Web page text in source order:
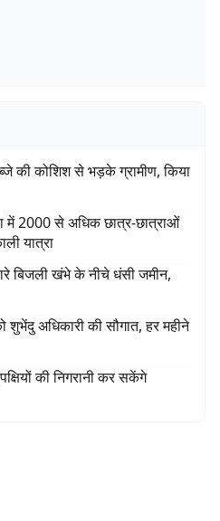
की कोशिश से भड़के ग्रामीण, किया
में 2000 से अधिक छात्र-छात्राओं
यात्रा
बिजली खंभे के नीचे धंसी जमीन,
अधिकारी की सौगात, हर महीने
की निगरानी कर सकेंगे